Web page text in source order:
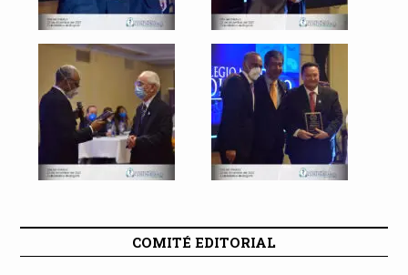
COMITÉ EDITORIAL